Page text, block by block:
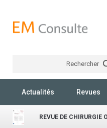
Rechercher
Actualités Revues
REVUE DE CHIRURGIE